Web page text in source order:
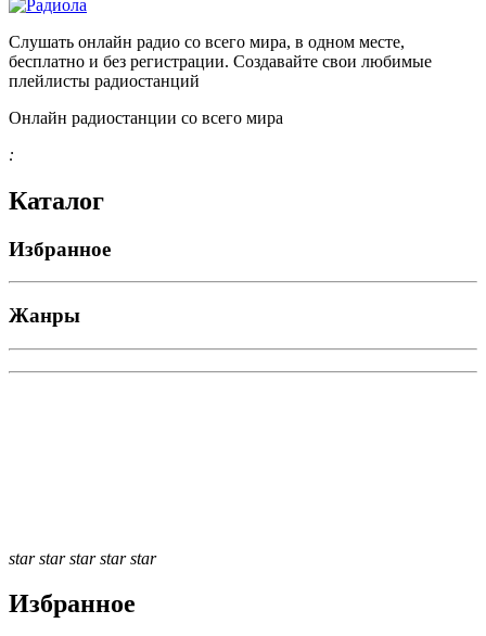
Слушать онлайн радио со всего мира, в одном месте,
бесплатно и без регистрации. Создавайте свои любимые
плейлисты радиостанций
Онлайн радиостанции со всего мира
:
Каталог
Избранное
Жанры
star star star star star
Избранное